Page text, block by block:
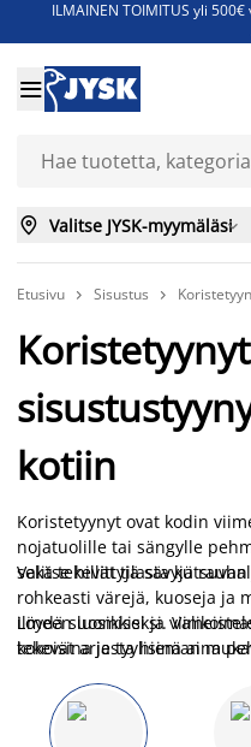
ILMAINEN TOIMITUS yli

 Valitse JYSK-myymäläsi
Etusivu  Sisustus 
kotiin
Koristetyynyt ovat kodin
nojatuolille tai sängylle
sekä tekevät tilasta
Valitse hillittyjä sävyjä
rohkeasti värejä, kuoseja ja
ilmeen luomiseksi.
kokoisina ja tyylisinä aina
kuoseihin.
Löydä suosikkisi ja
tekevät arjesta hieman